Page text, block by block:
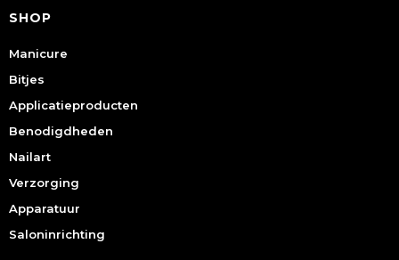
SHOP
Manicure
Bitjes
Applicatieproducten
Benodigdheden
Nailart
Verzorging
Apparatuur
Saloninrichting